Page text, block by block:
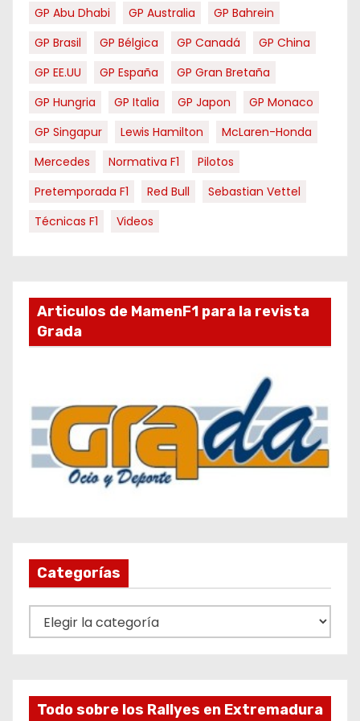
GP Abu Dhabi
GP Australia
GP Bahrein
GP Brasil
GP Bélgica GP Canadá
GP China
GP EE.UU
GP España
GP Gran Bretaña
GP Hungria
GP Italia GP Japon
GP Monaco
GP Singapur
Lewis Hamilton
McLaren-Honda
Mercedes
Normativa F1
Pilotos
Pretemporada F1
Red Bull
Sebastian Vettel
Técnicas F1
Videos
Articulos de MamenF1 para la revista
Grada
Categorías
a
Todo sobre los Rallyes en Extremadura